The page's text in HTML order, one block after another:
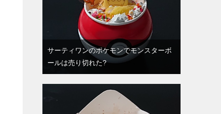
サーティワンのポケモンでモンスターボ
ールは売り切れた?